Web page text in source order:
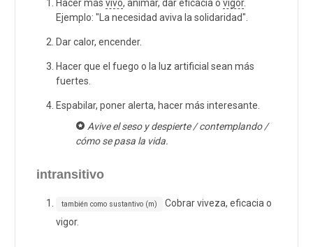
Hacer más vivo, animar, dar eficacia o vigor.
Ejemplo: "La necesidad aviva la solidaridad".
Dar calor, encender.
Hacer que el fuego o la luz artificial sean más
fuertes.
Espabilar, poner alerta, hacer más interesante.
Avive el seso y despierte / contemplando /
cómo se pasa la vida.
intransitivo
también como sustantivo (m)
Cobrar viveza, eficacia o
vigor.